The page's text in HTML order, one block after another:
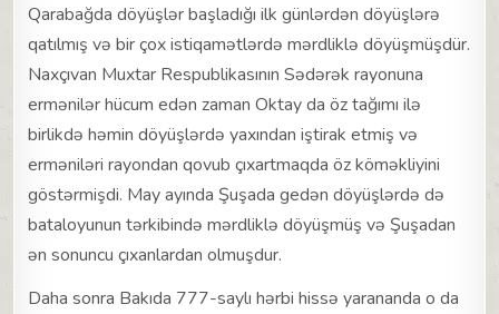
Qarabağda döyüşlər başladığı ilk günlərdən döyüşlərə
qatılmış və bir çox istiqamətlərdə mərdliklə döyüşmüşdür.
Naxçıvan Muxtar Respublikasının Sədərək rayonuna
ermənilər hücum edən zaman Oktay da öz tağımı ilə
birlikdə həmin döyüşlərdə yaxından iştirak etmiş və
erməniləri rayondan qovub çıxartmaqda öz köməkliyini
göstərmişdi. May ayında Şuşada gedən döyüşlərdə də
bataloyunun tərkibində mərdliklə döyüşmüş və Şuşadan
ən sonuncu çıxanlardan olmuşdur.
Daha sonra Bakıda 777-saylı hərbi hissə yarananda o da